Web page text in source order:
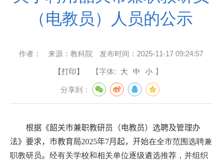
（电教员）人员的公示
作者： 来源： 教科院 发布时间： 2025-11-17 09:24:57
【打印】 【字体: 大 中 小 】
分享到：
根据《韶关市兼职教研员（电教员）选聘及管理办
法》要求， 市教育局2025年7月起，开始在全市范围选聘兼
职教研员。 经有关学校和相关单位逐级遴选推荐，并组织